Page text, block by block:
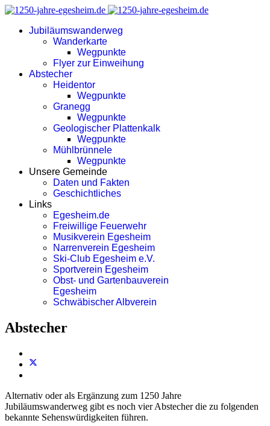
Jubiläumswanderweg
Wanderkarte
Wegpunkte
Flyer zur Einweihung
Abstecher
Heidentor
Wegpunkte
Granegg
Wegpunkte
Geologischer Plattenkalk
Wegpunkte
Mühlbrünnele
Wegpunkte
Unsere Gemeinde
Daten und Fakten
Geschichtliches
Links
Egesheim.de
Freiwillige Feuerwehr
Musikverein Egesheim
Narrenverein Egesheim
Ski-Club Egesheim e.V.
Sportverein Egesheim
Obst- und Gartenbauverein
Egesheim
Schwäbischer Albverein
Abstecher
Alternativ oder als Ergänzung zum 1250 Jahre
Jubiläumswanderweg gibt es noch vier Abstecher die zu folgenden
bekannte Sehenswürdigkeiten führen.